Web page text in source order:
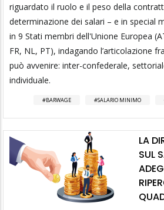
riguardato il ruolo e il peso della
determinazione dei salari – e in special
in 9 Stati membri dell'Unione Europea
FR, NL, PT), indagando l’articolazione
può avvenire: inter-confederale,
individuale.
BARWAGE SALARIO MINIMO
LA
SUL